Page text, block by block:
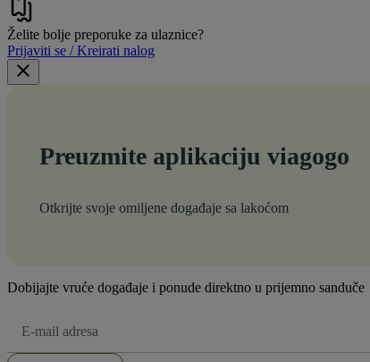
Želite bolje preporuke za ulaznice?
Prijaviti se / Kreirati nalog
Preuzmite aplikaciju viagogo
Otkrijte svoje omiljene događaje sa lakoćom
Dobijajte vruće događaje i ponude direktno u prijemno sanduče
mail